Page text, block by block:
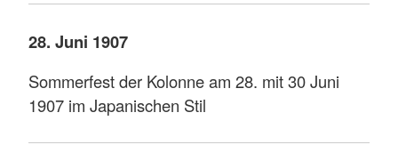
28. Juni 1907
Sommerfest der Kolonne am 28. mit 30 Juni
1907 im Japanischen Stil